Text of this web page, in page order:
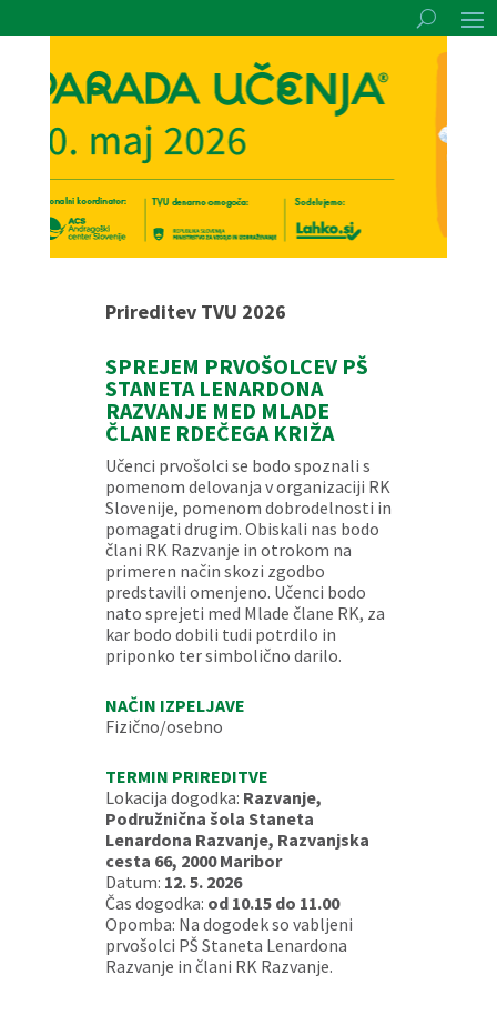
Prireditev TVU 2026
SPREJEM PRVOŠOLCEV PŠ
STANETA LENARDONA
RAZVANJE MED MLADE
ČLANE RDEČEGA KRIŽA
Učenci prvošolci se bodo spoznali s
pomenom delovanja v organizaciji RK
Slovenije, pomenom dobrodelnosti in
pomagati drugim. Obiskali nas bodo
člani RK Razvanje in otrokom na
primeren način skozi zgodbo
predstavili omenjeno. Učenci bodo
nato sprejeti med Mlade člane RK, za
kar bodo dobili tudi potrdilo in
priponko ter simbolično darilo.
NAČIN IZPELJAVE
Fizično/osebno
TERMIN PRIREDITVE
Lokacija dogodka: Razvanje,
Podružnična šola Staneta
Lenardona Razvanje, Razvanjska
cesta 66, 2000 Maribor
Datum: 12. 5. 2026
Čas dogodka: od 10.15 do 11.00
Opomba: Na dogodek so vabljeni
prvošolci PŠ Staneta Lenardona
Razvanje in člani RK Razvanje.